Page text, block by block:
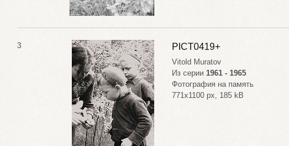
3 PICT0419+
Vitold Muratov
Из серии 1961 - 1965
Фотография на память
771x1100 px, 185 kB